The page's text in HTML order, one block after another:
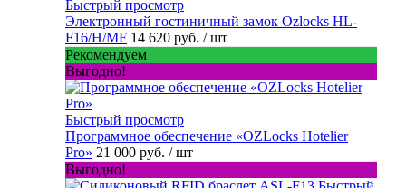
Быстрый просмотр
Электронный гостиничный замок Ozlocks HL-
F16/H/MF 14 620 руб. / шт
Рекомендуем
Выгодно!
Быстрый просмотр
Программное обеспечение «OZLocks Hotelier
Pro» 21 000 руб. / шт
Выгодно!